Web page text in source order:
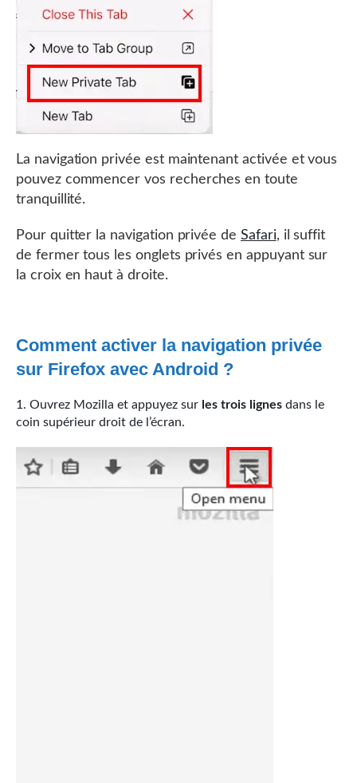
La navigation privée est maintenant activée et vous
pouvez commencer vos recherches en toute
tranquillité.
Pour quitter la navigation privée deSafari, il suffit
de fermer tous les onglets privés en appuyant sur
la croix en haut à droite.
Comment activer la navigation privée
sur Firefox avec Android ?
Ouvrez Mozilla et appuyez sur les trois lignes dans le
coin supérieur droit de l’écran.